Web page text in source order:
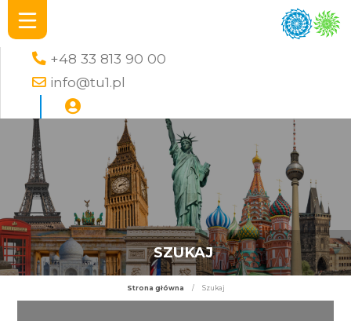
+48 33 813 90 00
info@tu1.pl
SZUKAJ
Strona główna / Szukaj